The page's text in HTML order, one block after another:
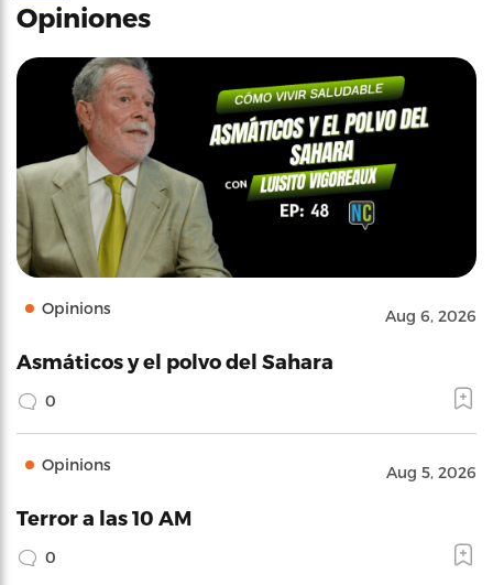
Opiniones
Opinions Aug 6, 2026
Asmáticos y el polvo del Sahara
0
Opinions Aug 5, 2026
Terror a las 10 AM
0